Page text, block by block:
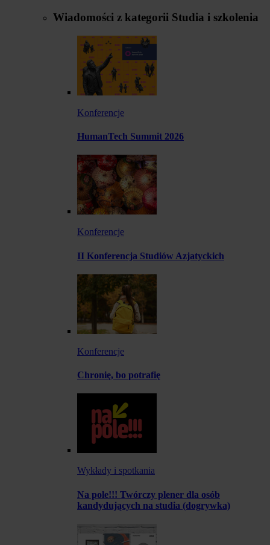
Wiadomości z kategorii Studia i szkolenia
Konferencje
HumanTech Summit 2026
Konferencje
II Konferencja Studiów Azjatyckich
Konferencje
Chronię, bo potrafię
Wykłady i spotkania
Na pole!!! Twórczy plener dla osób
kandydujących na studia (dogrywka)